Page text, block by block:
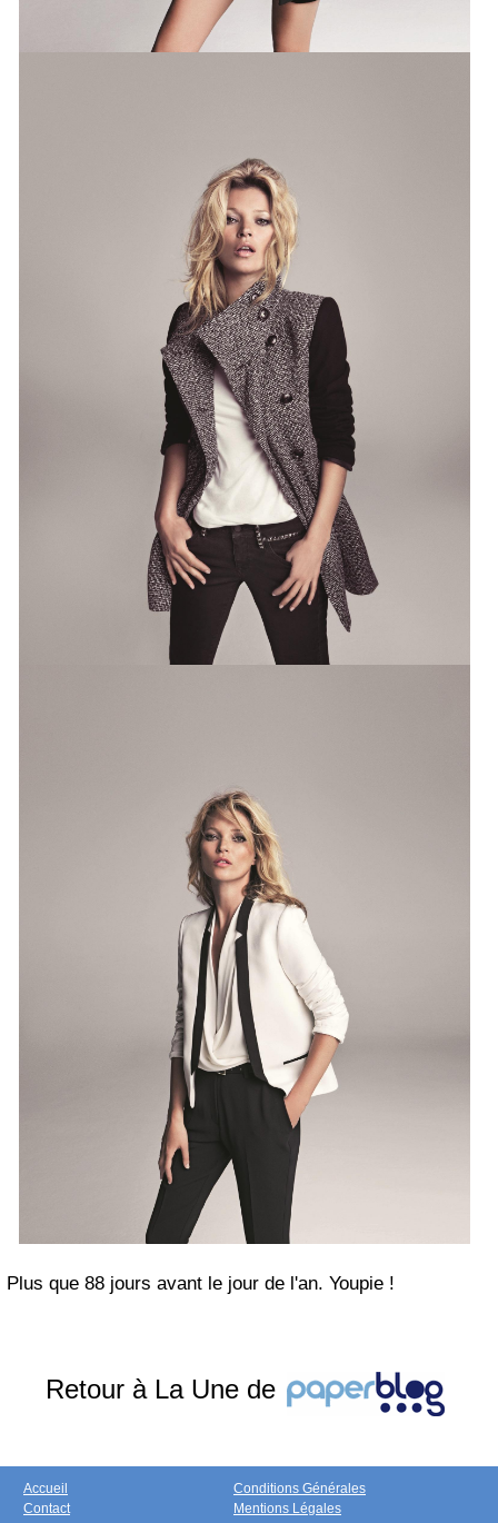
Plus que 88 jours avant le jour de l'an. Youpie !
Retour à La Une de
Accueil
Contact
Conditions Générales
Mentions Légales